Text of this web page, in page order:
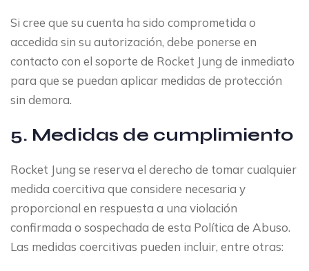
Si cree que su cuenta ha sido comprometida o
accedida sin su autorización, debe ponerse en
contacto con el soporte de Rocket Jung de inmediato
para que se puedan aplicar medidas de protección
sin demora.
5. Medidas de cumplimiento
Rocket Jung se reserva el derecho de tomar cualquier
medida coercitiva que considere necesaria y
proporcional en respuesta a una violación
confirmada o sospechada de esta Política de Abuso.
Las medidas coercitivas pueden incluir, entre otras: